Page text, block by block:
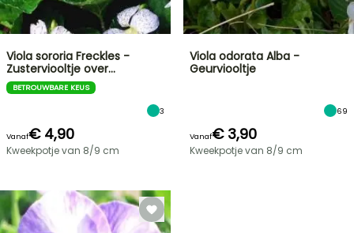
Viola sororia Freckles -
Zusterviooltje over…
BETROUWBARE KEUS
3
Vanaf€ 4,90
Kweekpotje van 8/9 cm
Viola odorata Alba -
Geurviooltje
69
Vanaf€ 3,90
Kweekpotje van 8/9 cm